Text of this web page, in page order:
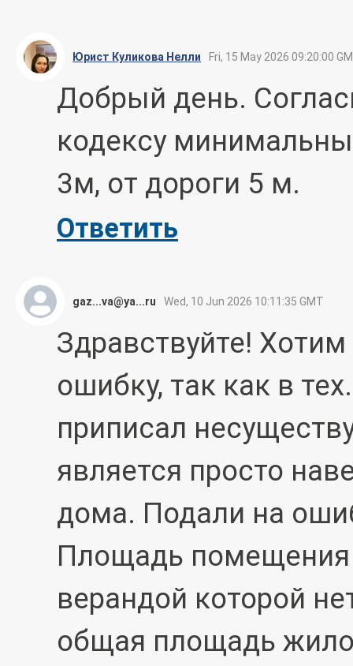
Юрист Куликова Нелли Fri, 15 May 2026 09:20:00
Добрый день.
кодексу
3м, от дороги 5 м.
Ответить
gaz...va@ya...ru Wed, 10 Jun 2026 10:11:35 GMT
Здравствуйте!
ошибку, так как в
приписал
является просто
дома. Подали на
Площадь помещения
верандой которой
общая площадь